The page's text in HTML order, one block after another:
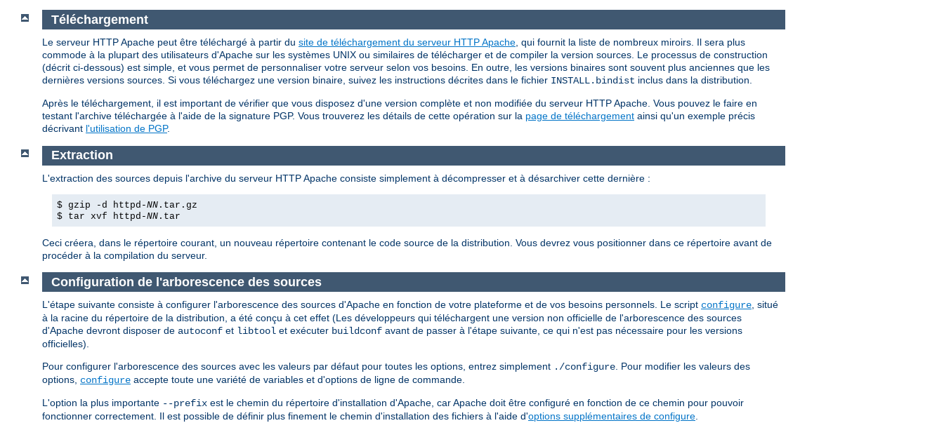
Téléchargement
Le serveur HTTP Apache peut être téléchargé à partir du site de téléchargement du serveur HTTP Apache, qui fournit la liste de nombreux miroirs. Il sera plus
commode à la plupart des utilisateurs d'Apache sur les systèmes UNIX ou similaires de télécharger et de compiler la version sources. Le processus de construction
(décrit ci-dessous) est simple, et vous permet de personnaliser votre serveur selon vos besoins. En outre, les versions binaires sont souvent plus anciennes que les
dernières versions sources. Si vous téléchargez une version binaire, suivez les instructions décrites dans le fichier INSTALL.bindist inclus dans la distribution.
Après le téléchargement, il est important de vérifier que vous disposez d'une version complète et non modifiée du serveur HTTP Apache. Vous pouvez le faire en
testant l'archive téléchargée à l'aide de la signature PGP. Vous trouverez les détails de cette opération sur la page de téléchargement ainsi qu'un exemple précis
décrivant l'utilisation de PGP.
Extraction
L'extraction des sources depuis l'archive du serveur HTTP Apache consiste simplement à décompresser et à désarchiver cette dernière :
$ gzip -d httpd-NN .tar.gz
$ tar xvf httpd-NN .tar
Ceci créera, dans le répertoire courant, un nouveau répertoire contenant le code source de la distribution. Vous devrez vous positionner dans ce répertoire avant de
procéder à la compilation du serveur.
Configuration de l'arborescence des sources
L'étape suivante consiste à configurer l'arborescence des sources d'Apache en fonction de votre plateforme et de vos besoins personnels. Le script configure, situé
à la racine du répertoire de la distribution, a été conçu à cet effet (Les développeurs qui téléchargent une version non officielle de l'arborescence des sources
d'Apache devront disposer de autoconf et libtool et exécuter buildconf avant de passer à l'étape suivante, ce qui n'est pas nécessaire pour les versions
officielles).
Pour configurer l'arborescence des sources avec les valeurs par défaut pour toutes les options, entrez simplement ./configure. Pour modifier les valeurs des
options, configure accepte toute une variété de variables et d'options de ligne de commande.
L'option la plus importante --prefix est le chemin du répertoire d'installation d'Apache, car Apache doit être configuré en fonction de ce chemin pour pouvoir
fonctionner correctement. Il est possible de définir plus finement le chemin d'installation des fichiers à l'aide d'options supplémentaires de configure.